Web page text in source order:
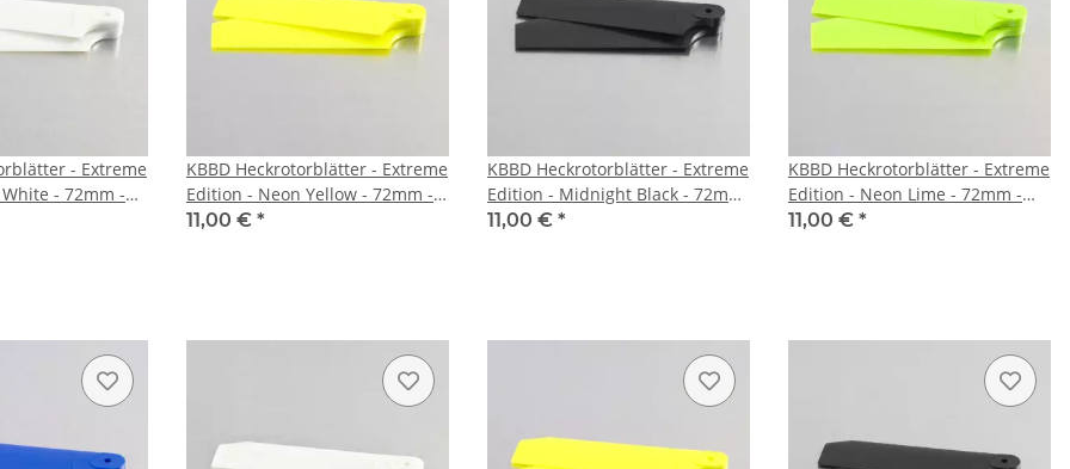
- Extreme
- 72mm -
KBBD Heckrotorblätter - Extreme
Edition - Neon Yellow - 72mm -
5mm root
11,00 € *
KBBD Heckrotorblätter - Extreme
Edition - Midnight Black - 72mm
- 5mm root
11,00 € *
KBBD Heckrotorblätter - Extreme
Edition - Neon Lime - 72mm -
4mm Root - Lepton/Atom/Protos
11,00 € *